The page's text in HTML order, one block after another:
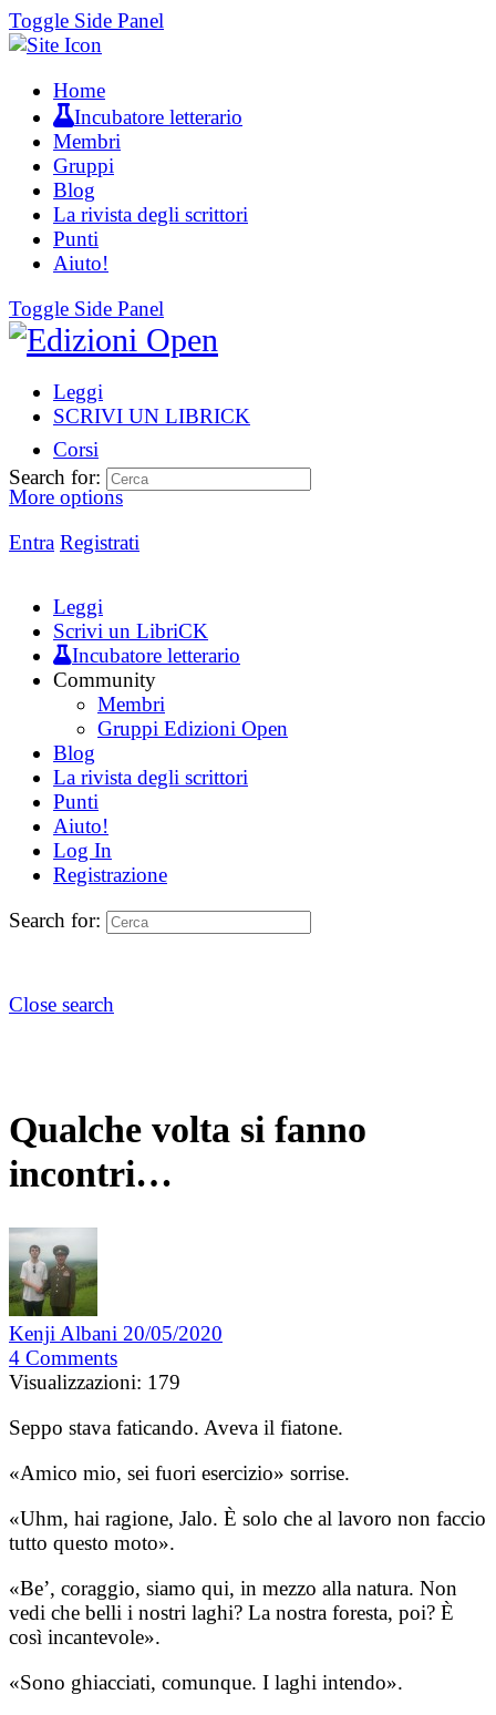
Toggle Side Panel
Home
Incubatore letterario
Membri
Gruppi
Blog
La rivista degli scrittori
Punti
Aiuto!
Toggle Side Panel
Leggi
SCRIVI UN LIBRICK
Corsi
More options
Entra Registrati
Search for:
Leggi
Scrivi un LibriCK
Incubatore letterario
Community
Membri
Gruppi Edizioni Open
Blog
La rivista degli scrittori
Punti
Aiuto!
Log In
Registrazione
Search for:
Close search
Qualche volta si fanno
incontri…
Kenji Albani 20/05/2020
4 Comments
Visualizzazioni: 179
Seppo stava faticando. Aveva il fiatone.
«Amico mio, sei fuori esercizio» sorrise.
«Uhm, hai ragione, Jalo. È solo che al lavoro non faccio
tutto questo moto».
«Be’, coraggio, siamo qui, in mezzo alla natura. Non
vedi che belli i nostri laghi? La nostra foresta, poi? È
così incantevole».
«Sono ghiacciati, comunque. I laghi intendo».